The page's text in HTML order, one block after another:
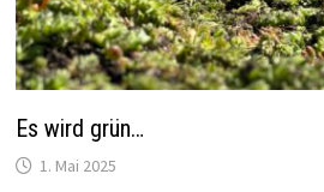
Es wird grün…
1. Mai 2025